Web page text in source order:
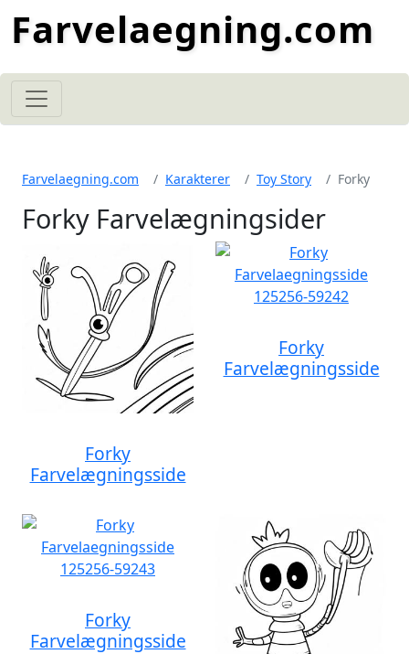
Farvelaegning.com
Farvelaegning.com Karakterer Toy Story Forky
Forky Farvelægningsider
Forky
Farvelægningsside
Forky
Farvelægningsside
Forky
Farvelægningsside